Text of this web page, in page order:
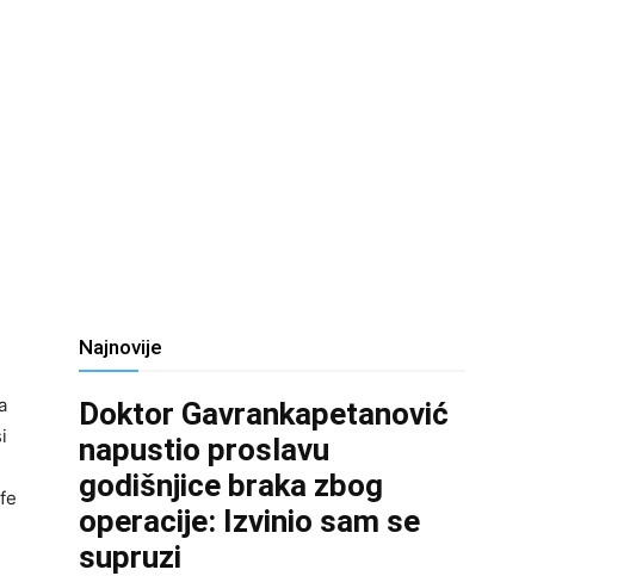
Najnovije
Doktor Gavrankapetanović
napustio proslavu
godišnjice braka zbog
operacije: Izvinio sam se
supruzi